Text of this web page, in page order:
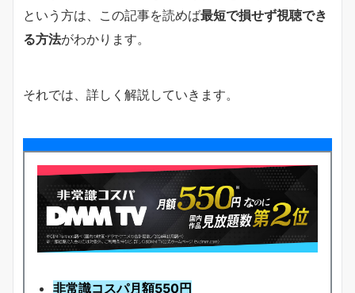
という方は、この記事を読めば最短で損せず視聴でき
る方法がわかります。
それでは、詳しく解説していきます。
非常識コスパ月額550円